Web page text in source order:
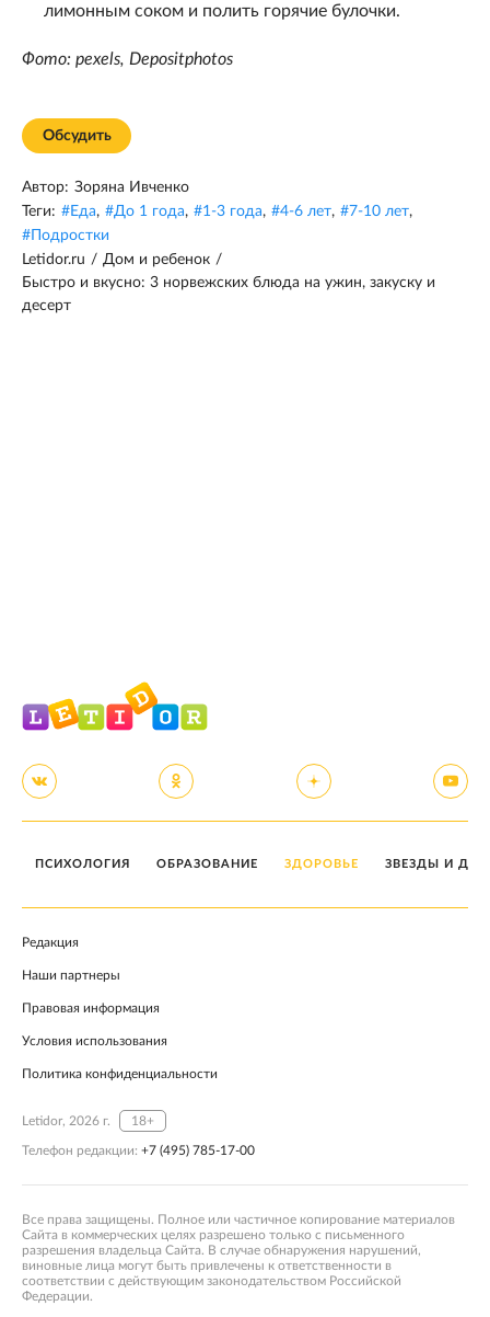
лимонным соком и полить горячие булочки.
Фото: pexels, Depositphotos
Обсудить
Автор: Зоряна Ивченко
Теги: #Еда, #До 1 года, #1-3 года, #4-6 лет, #7-10 лет,
# Подростки
Letidor.ru / Дом и ребенок /
Быстро и вкусно: 3 норвежских блюда на ужин, закуску и
десерт
ПСИХОЛОГИЯ ОБРАЗОВАНИЕ ЗДОРОВЬЕ ЗВЕЗДЫ И
Редакция
Наши партнеры
Правовая информация
Условия использования
Политика конфиденциальности
Letidor, 2026 г. 18+
Телефон редакции: +7 (495) 785-17-00
Все права защищены. Полное или частичное копирование материалов
Сайта в коммерческих целях разрешено только с письменного
разрешения владельца Сайта. В случае обнаружения нарушений,
виновные лица могут быть привлечены к ответственности в
соответствии с действующим законодательством Российской
Федерации.